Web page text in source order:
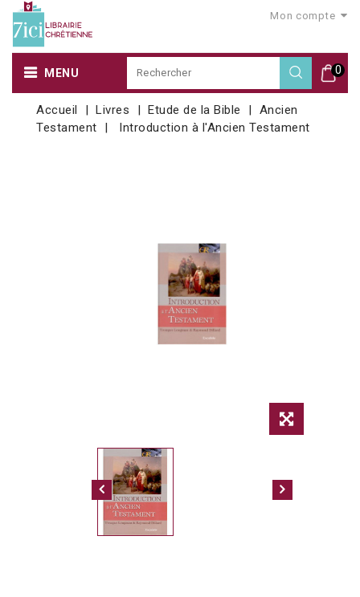
Mon compte
0
MENU
Accueil Livres Etude de la Bible
Ancien
Testament
Introduction à l'Ancien Testament